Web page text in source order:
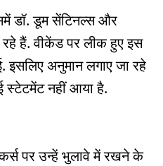
डॉ. डूम सेंटिनल्स और
रहे हैं. वीकेंड पर लीक हुए इस
अनुमान लगाए जा रहे
नहीं आया है.
पर उन्हें भुलावे में रखने के